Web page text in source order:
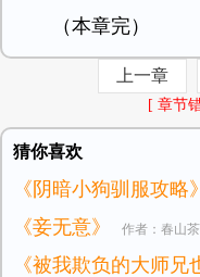
（本章完）
上一章
[ 章节
猜你喜欢
《阴暗小狗驯服攻略》
《妾无意》 作者：春山
《被我欺负的大师兄